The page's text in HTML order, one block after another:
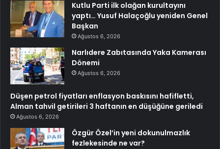
Kutlu Parti ilk olağan kurultayını
yaptı… Yusuf Halaçoğlu yeniden Genel
Başkan
Ağustos 6, 2026
Narlıdere Zabıtasında Yaka Kamerası
Dönemi
Ağustos 6, 2026
Düşen petrol fiyatları enflasyon baskısını hafifletti,
Alman tahvil getirileri 3 haftanın en düşüğüne geriledi
Ağustos 6, 2026
Özgür Özel’in yeni dokunulmazlık
fezlekesinde ne var?